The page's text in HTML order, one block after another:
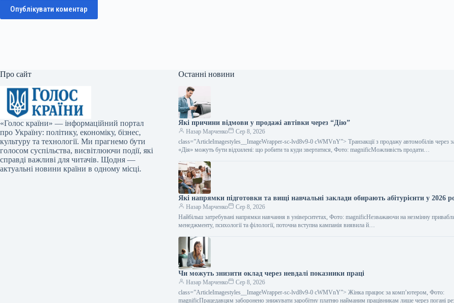
Опублікувати коментар
Про сайт
«Голос країни» — інформаційний портал
про Україну: політику, економіку, бізнес,
культуру та технології. Ми прагнемо бути
голосом суспільства, висвітлюючи події, які
справді важливі для читачів. Щодня —
актуальні новини країни в одному місці.
Останні новини
Які причини відмови у продажі автівки через “Дію”
Назар Марченко
Сер 8, 2026
class=”ArticleImagestyles__ImageWrapper-sc-lvd8v9-0 cWMVnY”> Транзакції з продажу автомобілів через
«Дія» можуть бути відхилені: що робити та куди звертатися, Фото: magnificМожливість продати…
Які напрямки підготовки та вищі навчальні заклади обирають абітурієнти у 2026
Назар Марченко
Сер 8, 2026
Найбільш затребувані напрямки навчання в університетах, Фото: magnificНезважаючи на незмінну
менеджменту, психології та філології, поточна вступна кампанія виявила й…
Чи можуть знизити оклад через невдалі показники праці
Назар Марченко
Сер 8, 2026
class=”ArticleImagestyles__ImageWrapper-sc-lvd8v9-0 cWMVnY”> Жінка працює за компʼютером, Фото:
magnificПрацедавцям заборонено знижувати заробітну платню найманим працівникам лише через погані